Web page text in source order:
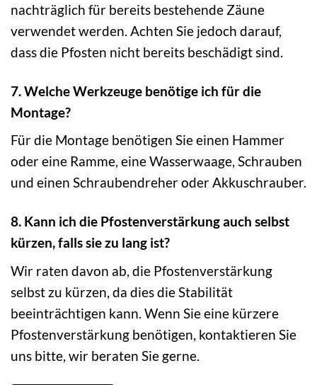
nachträglich für bereits bestehende Zäune
verwendet werden. Achten Sie jedoch darauf,
dass die Pfosten nicht bereits beschädigt sind.
7. Welche Werkzeuge benötige ich für die
Montage?
Für die Montage benötigen Sie einen Hammer
oder eine Ramme, eine Wasserwaage, Schrauben
und einen Schraubendreher oder Akkuschrauber.
8. Kann ich die Pfostenverstärkung auch selbst
kürzen, falls sie zu lang ist?
Wir raten davon ab, die Pfostenverstärkung
selbst zu kürzen, da dies die Stabilität
beeinträchtigen kann. Wenn Sie eine kürzere
Pfostenverstärkung benötigen, kontaktieren Sie
uns bitte, wir beraten Sie gerne.